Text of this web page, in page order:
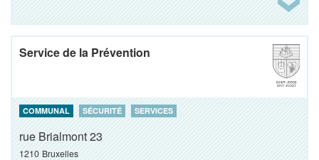
Service de la Prévention
COMMUNAL SÉCURITÉ SERVICES
rue Brialmont 23
1210 Bruxelles